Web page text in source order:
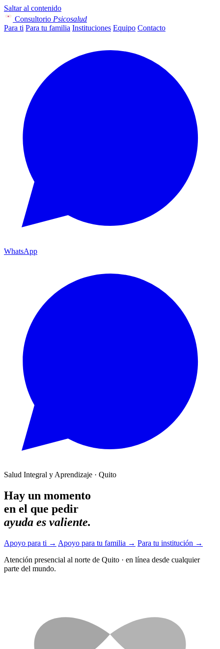
Saltar al contenido
Consultorio Psicosalud
Para ti Para tu familia Instituciones Equipo Contacto
WhatsApp
Salud Integral y Aprendizaje · Quito
Hay un momento
en el que pedir
ayuda es valiente.
Apoyo para ti → Apoyo para tu familia → Para tu institución →
Atención presencial al norte de Quito · en línea desde cualquier
parte del mundo.